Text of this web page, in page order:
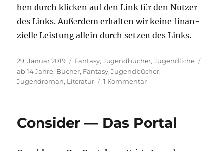
hen durch kli­cken auf den Link für den Nut­zer
des Links. Außer­dem erhal­ten wir kei­ne finan­
zi­el­le Leis­tung allein durch set­zen des Links.
Veröffentlicht
am
29. Januar 2019 Kategorien
Fantasy,Jugendbücher,Jugendliche
ab 14 Jahre, Bücher, Fantasy,Jugendbücher,
Jugendroman, Literatur 1 Kommentarzu
(Valenias
Consider — Das Portal